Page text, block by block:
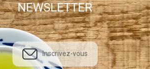
NEWSLETTER
Inscrivez-vous